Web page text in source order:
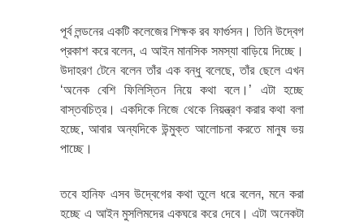
পূর্ব লন্ডনের একটি কলেজের শিক্ষক রব ফার্গুসন। তিনি উদ্বেগ
প্রকাশ করে বলেন, এ আইন মানসিক সমস্যা বাড়িয়ে দিচ্ছে।
উদাহরণ টেনে বলেন তাঁর এক বন্ধু বলেছে, তাঁর ছেলে এখন
‘অনেক বেশি ফিলিস্তিন নিয়ে কথা বলে।’ এটা হচ্ছে
বাস্তবচিত্র। একদিকে নিজে থেকে নিয়ন্ত্রণ করার কথা বলা
হচ্ছে, আবার অন্যদিকে উন্মুক্ত আলোচনা করতে মানুষ ভয়
পাচ্ছে।
তবে হানিফ এসব উদ্বেগের কথা তুলে ধরে বলেন, মনে করা
হচ্ছে এ আইন মুসলিমদের একঘরে করে দেবে। এটা অনেকটা